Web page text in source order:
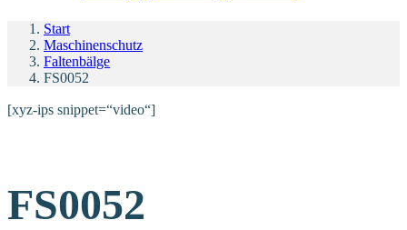
Start
Maschinenschutz
Faltenbälge
FS0052
[xyz-ips snippet=“video“]
FS0052